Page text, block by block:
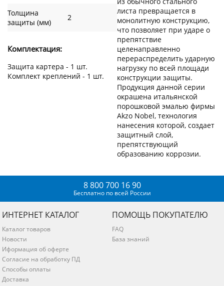
Толщина
защиты (мм)
2
Комплектация:
Защита картера - 1 шт.
Комплект креплений - 1 шт.
листа превращается в
монолитную конструкцию,
что позволяет при ударе о
препятствие
целенаправленно
перераспределить ударную
нагрузку по всей площади
конструкции защиты.
Продукция данной серии
окрашена итальянской
порошковой эмалью фирмы
Akzo Nobel, технология
нанесения которой, создает
защитный слой,
препятствующий
образованию коррозии.
8 800 700 16 90
Бесплатно по всей России
ИНТЕРНЕТ КАТАЛОГ
Каталог товаров
Новости
Иформация об оферте
Согласие на обработку ПД
Способы оплаты
Доставка
ПОМОЩЬ ПОКУПАТЕЛЮ
FAQ
База знаний